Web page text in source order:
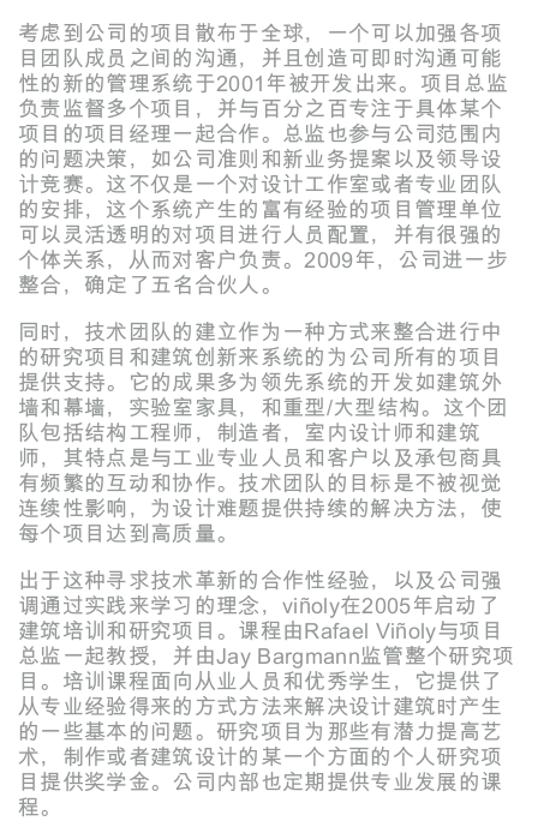
考虑到公司的项目散布于全球，一个可以加强各项
目团队成员之间的沟通，并且创造可即时沟通可能
性的新的管理系统于2001年被开发出来。项目总监
负责监督多个项目，并与百分之百专注于具体某个
项目的项目经理一起合作。总监也参与公司范围内
的问题决策，如公司准则和新业务提案以及领导设
计竞赛。这不仅是一个对设计工作室或者专业团队
的安排，这个系统产生的富有经验的项目管理单位
可以灵活透明的对项目进行人员配置，并有很强的
个体关系，从而对客户负责。2009年，公司进一步
整合，确定了五名合伙人。
同时，技术团队的建立作为一种方式来整合进行中
的研究项目和建筑创新来系统的为公司所有的项目
提供支持。它的成果多为领先系统的开发如建筑外
墙和幕墙，实验室家具，和重型/大型结构。这个团
队包括结构工程师，制造者，室内设计师和建筑
师，其特点是与工业专业人员和客户以及承包商具
有频繁的互动和协作。技术团队的目标是不被视觉
连续性影响，为设计难题提供持续的解决方法，使
每个项目达到高质量。
出于这种寻求技术革新的合作性经验，以及公司强
调通过实践来学习的理念，viñoly在2005年启动了
建筑培训和研究项目。课程由Rafael Viñoly与项目
总监一起教授，并由Jay Bargmann监管整个研究项
目。培训课程面向从业人员和优秀学生，它提供了
从专业经验得来的方式方法来解决设计建筑时产生
的一些基本的问题。研究项目为那些有潜力提高艺
术，制作或者建筑设计的某一个方面的个人研究项
目提供奖学金。公司内部也定期提供专业发展的课
程。